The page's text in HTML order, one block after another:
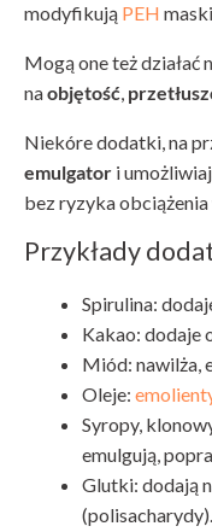
modyfikują PEH
Mogą one też działać
naobjętość,
Niekóre dodatki, na
emulgator i
bez ryzyka obciążenia
Przykłady
Spirulina:
Kakao: dodaje
Miód: nawilża,
Oleje:
Syropy,
emulgują,
Glutki: dodają
(polisacharydy).